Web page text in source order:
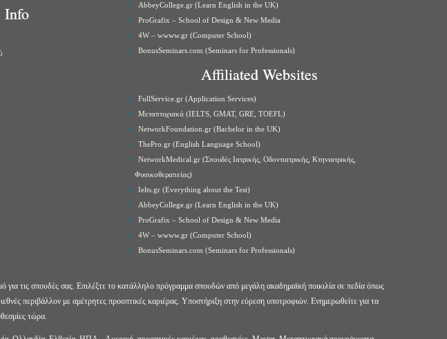
Info
AbbeyCollege.gr (Learn English in the UK)
ProGrafix – School of Design & New Media
4W – wwww.gr (Computer School)
BonusSeminars.com (Seminars for Professionals)
Affiliated Websites
FullService.gr (Application Services)
Μεταπτυχιακά (IELTS, GMAT, GRE, TOEFL)
NetworkFoundation.gr (Bachelor in the UK)
ThePro.gr (English Language School)
NetworkMedical.gr (Σπουδές Ιατρικής, Οδοντιατρικής, Κτηνιατρικής,
Φυσικοθεραπείας)
Ielts.gr (Everything about the Test)
AbbeyCollege.gr (Learn English in the UK)
ProGrafix – School of Design & New Media
4W – wwww.gr (Computer School)
BonusSeminars.com (Seminars for Professionals)
τις σπουδές σας. Επιλέξτε το κατάλληλο πρόγραμμα σπουδών από μεγάλη ακαδημαϊκή ποικιλία σε πεδία όπως
περιβάλλον με αμέτρητες προοπτικές καριέρας. Υποστήριξη στην εύρεση υποτροφιών. Ενημερωθείτε για τα
τώρα.